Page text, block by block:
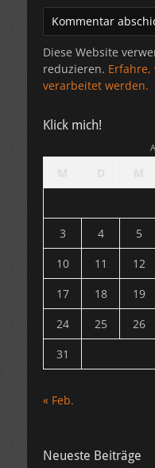
Diese Website
reduzieren.
verarbeitet werden.
Klick mich!
3
4 5
10
11 12
17
18 19
24
25 26
31
« Feb.
Neueste Beiträge